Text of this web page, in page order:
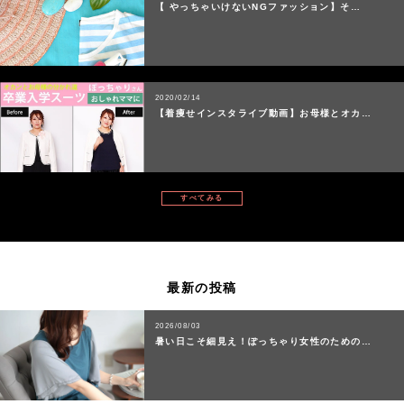
【 やっちゃいけないNGファッション】そ…
2020/02/14
【着痩せインスタライブ動画】お母様とオカ…
すべてみる
最新の投稿
2026/08/03
暑い日こそ細見え！ぽっちゃり女性のための…